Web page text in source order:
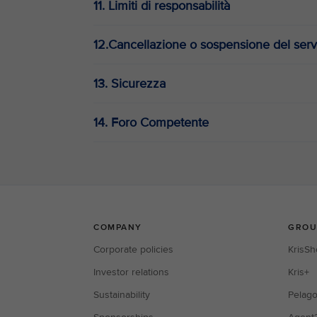
11. Limiti di responsabilità
12.Cancellazione o sospensione del
13. Sicurezza
14. Foro Competente